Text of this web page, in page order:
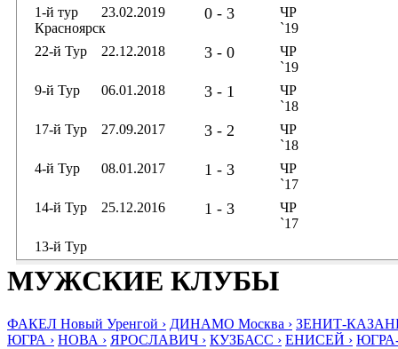
1-й тур
Красноярск
23.02.2019 0 - 3
ЧР
`19
22-й Тур
22.12.2018 3 - 0
ЧР
`19
9-й Тур
06.01.2018 3 - 1
ЧР
`18
17-й Тур
27.09.2017 3 - 2
ЧР
`18
4-й Тур
08.01.2017 1 - 3
ЧР
`17
14-й Тур
25.12.2016 1 - 3
ЧР
`17
13-й Тур
МУЖСКИЕ КЛУБЫ
ФАКЕЛ Новый Уренгой › ДИНАМО Москва › ЗЕНИТ-
ЮГРА › НОВА › ЯРОСЛАВИЧ › КУЗБАСС › ЕНИСЕЙ ›